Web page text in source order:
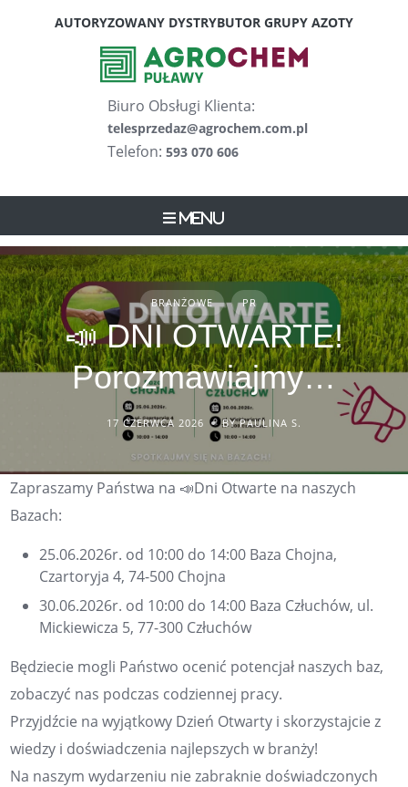
AUTORYZOWANY DYSTRYBUTOR GRUPY AZOTY
Biuro Obsługi Klienta:
telesprzedaz@agrochem.com.pl
Telefon: 593 070 606
Menu
BRANŻOWE PR
📣 DNI OTWARTE!
Porozmawiajmy…
17 CZERWCA 2026 BY PAULINA S.
Zapraszamy Państwa na 📣Dni Otwarte na naszych
Bazach:
25.06.2026r. od 10:00 do 14:00 Baza Chojna,
Czartoryja 4, 74-500 Chojna
30.06.2026r. od 10:00 do 14:00 Baza Człuchów, ul.
Mickiewicza 5, 77-300 Człuchów
Będziecie mogli Państwo ocenić potencjał naszych baz,
zobaczyć nas podczas codziennej pracy.
Przyjdźcie na wyjątkowy Dzień Otwarty i skorzystajcie z
wiedzy i doświadczenia najlepszych w branży!
Na naszym wydarzeniu nie zabraknie doświadczonych